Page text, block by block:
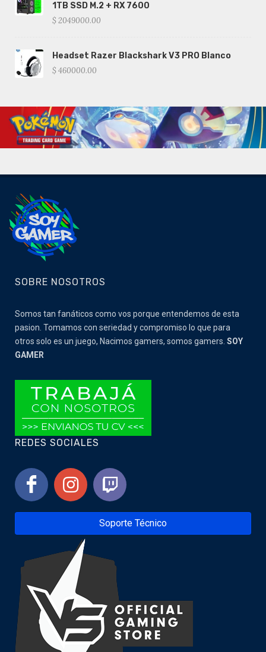
1TB SSD M.2 + RX 7600
$ 2049000.00
Headset Razer Blackshark V3 PRO Blanco
$ 460000.00
SOBRE NOSOTROS
Somos tan fanáticos como vos porque entendemos de esta
pasion. Tomamos con seriedad y compromiso lo que para
otros solo es un juego, Nacimos gamers, somos gamers. SOY
GAMER
REDES SOCIALES
Soporte Técnico